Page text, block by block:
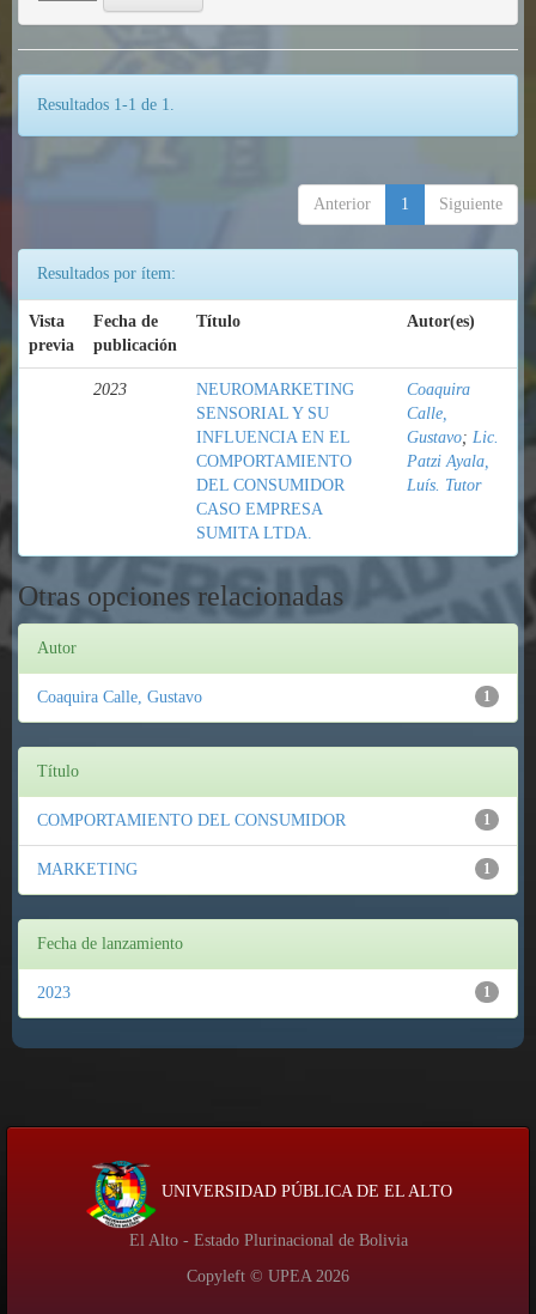
Resultados 1-1 de 1.
Anterior 1 Siguiente
Resultados por ítem:
Vista
previa
Fecha de
publicación
Título Autor(es)
2023
NEUROMARKETING
SENSORIAL Y SU
INFLUENCIA EN EL
COMPORTAMIENTO
DEL CONSUMIDOR
CASO EMPRESA
SUMITA LTDA.
Coaquira
Calle,
Gustavo; Lic.
Patzi Ayala,
Luís. Tutor
Otras opciones relacionadas
Autor
1
Coaquira Calle, Gustavo
Título
1
COMPORTAMIENTO DEL CONSUMIDOR
1
MARKETING
Fecha de lanzamiento
1
2023
UNIVERSIDAD PÚBLICA DE EL ALTO
El Alto - Estado Plurinacional de Bolivia
Copyleft © UPEA 2026